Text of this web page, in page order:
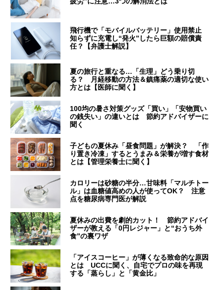
飛行機で「モバイルバッテリー」使用禁止
知らずに充電し“発火”したら巨額の賠償責
任？【弁護士解説】
夏の旅行と重なる…「生理」どう乗り切
る？ 月経移動の方法＆鎮痛薬の適切な使い
方とは【医師に聞く】
100均の暑さ対策グッズ「買い」「安物買い
の銭失い」の違いとは 節約アドバイザーに
聞く
子どもの夏休み「昼食問題」が解決？ 「作
り置き冷凍」するとうまみ＆栄養が増す食材
とは【管理栄養士に聞く】
カロリーは砂糖の半分…甘味料「マルチトー
ル」は血糖値高めの人が使ってOK？ 注意
点を糖尿病専門医が解説
夏休みの出費を劇的カット！ 節約アドバイ
ザーが教える「0円レジャー」と“おうち外
食”の裏ワザ
「アイスコーヒー」が薄くなる致命的な原因
とは UCCに聞く、自宅でプロの味を再現
する「蒸らし」と「黄金比」